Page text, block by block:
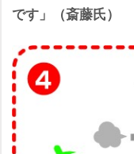
です」（斎藤氏）